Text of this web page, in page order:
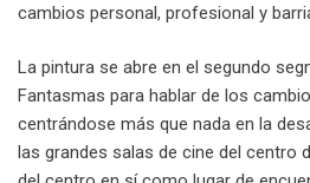
cambios personal, profesional y
La pintura se abre en el segundo
Fantasmas para hablar de los
centrándose más que nada en la
las grandes salas de cine del centro